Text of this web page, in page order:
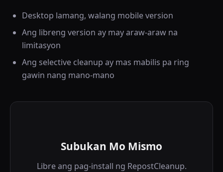
Desktop lamang, walang mobile version
Ang libreng version ay may araw-araw na
limitasyon
Ang selective cleanup ay mas mabilis pa ring
gawin nang mano-mano
Subukan Mo Mismo
Libre ang pag-install ng RepostCleanup.